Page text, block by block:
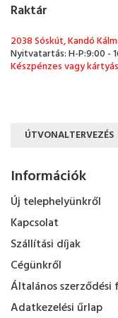
Raktár
2038 Sóskút, Kandó
Nyitvatartás: H-P:9:00 -
Készpénzes vagy
ÚTVONALTERVEZÉS
Információk
Új telephelyünkről
Kapcsolat
Szállítási díjak
Cégünkről
Általános
Adatkezelési űrlap